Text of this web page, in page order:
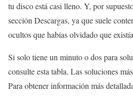
tu disco está casi lleno. Y, por
sección Descargas, ya que suele
ocultos que habías olvidado que
Si solo tiene un minuto o dos para
consulte esta tabla. Las soluciones
Para obtener información más